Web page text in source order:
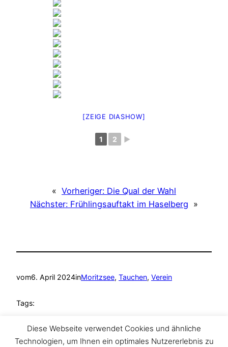
[ZEIGE DIASHOW]
1 2 ►
« Vorheriger: Die Qual der Wahl
Nächster: Frühlingsauftakt im Haselberg »
vom6. April 2024inMoritzsee, Tauchen, Verein
Tags:
Umwelttag
Diese Webseite verwendet Cookies und ähnliche
Technologien, um Ihnen ein optimales Nutzererlebnis zu